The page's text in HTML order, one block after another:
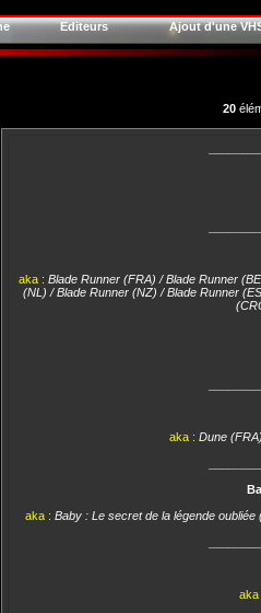
Editeurs Ajout d'une
20
aka : Blade Runner (FRA) / Blade Runner
(NL) / Blade Runner (NZ) / Blade Runner
aka : Dune
aka : Baby : Le secret de la légende
aka